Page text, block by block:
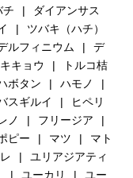
チ
ダイアンサス
ツバキ（ハチ）
ルフィニウム
デ
キョウ
トルコ桔
ボタン
ハモノ
スギルイ
ヒペリ
ノ
フリージア
ピー マツ
マト
ユリアジアティ
ユーカリ
ユー